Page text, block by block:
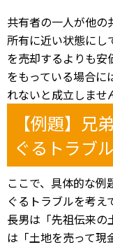
共有者の一人が他の
所有に近い状態にし
を売却するよりも安
をもっている場合に
れないと成立しませ
【例題】兄
ぐるトラブル
ここで、具体的な例
ぐるトラブルを考え
長男は「先祖伝来の
は「土地を売って現